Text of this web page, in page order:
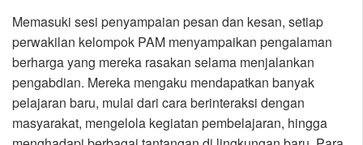
Memasuki sesi penyampaian pesan dan kesan, setiap
perwakilan kelompok PAM menyampaikan pengalaman
berharga yang mereka rasakan selama menjalankan
pengabdian. Mereka mengaku mendapatkan banyak
pelajaran baru, mulai dari cara berinteraksi dengan
masyarakat, mengelola kegiatan pembelajaran, hingga